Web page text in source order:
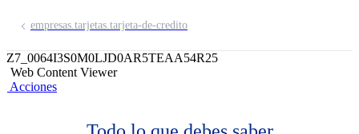
empresas.tarjetas.tarjeta-de-credito
Z7_0064I3S0M0LJD0AR5TEAA54R25
Web Content Viewer
Acciones